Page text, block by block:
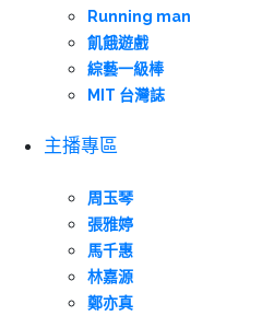
Running man
飢餓遊戲
綜藝一級棒
MIT 台灣誌
主播專區
周玉琴
張雅婷
馬千惠
林嘉源
鄭亦真